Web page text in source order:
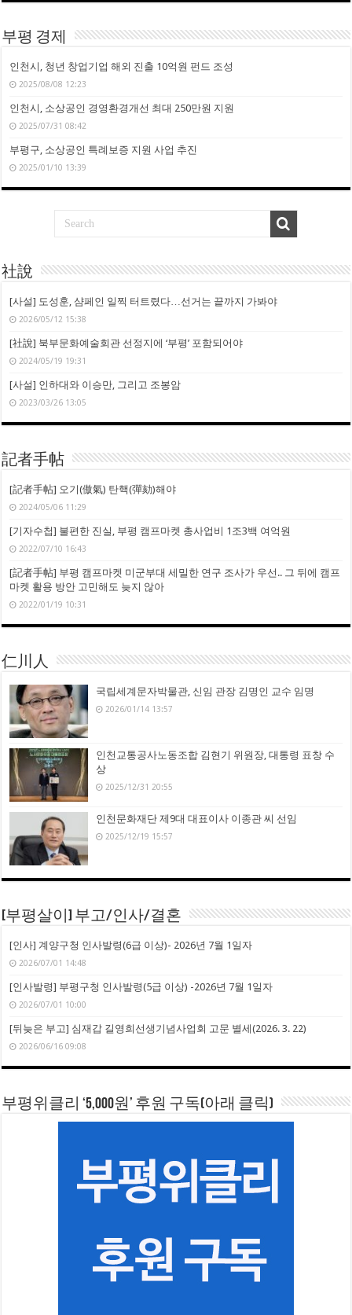
부평 경제
인천시, 청년 창업기업 해외 진출 10억원 펀드 조성
2025/08/08 12:23
인천시, 소상공인 경영환경개선 최대 250만원 지원
2025/07/31 08:42
부평구, 소상공인 특례보증 지원 사업 추진
2025/01/10 13:39
社說
[사설] 도성훈, 샴페인 일찍 터트렸다…선거는 끝까지 가봐야
2026/05/12 15:38
[社說] 북부문화예술회관 선정지에 ‘부평’ 포함되어야
2024/05/19 19:31
[사설] 인하대와 이승만, 그리고 조봉암
2023/03/26 13:05
記者手帖
[記者手帖] 오기(傲氣) 탄핵(彈劾)해야
2024/05/06 11:29
[기자수첩] 불편한 진실, 부평 캠프마켓 총사업비 1조3백 여억원
2022/07/10 16:43
[記者手帖] 부평 캠프마켓 미군부대 세밀한 연구 조사가 우선.. 그 뒤에 캠프
마켓 활용 방안 고민해도 늦지 않아
2022/01/19 10:31
仁川人
국립세계문자박물관, 신임 관장 김명인 교수 임명
2026/01/14 13:57
인천교통공사노동조합 김현기 위원장, 대통령 표창 수
상
2025/12/31 20:55
인천문화재단 제9대 대표이사 이종관 씨 선임
2025/12/19 15:57
[부평살이] 부고/인사/결혼
[인사] 계양구청 인사발령(6급 이상)- 2026년 7월 1일자
2026/07/01 14:48
[인사발령] 부평구청 인사발령(5급 이상) -2026년 7월 1일자
2026/07/01 10:00
[뒤늦은 부고] 심재갑 길영희선생기념사업회 고문 별세(2026. 3. 22)
2026/06/16 09:08
부평위클리 ‘5,000원’ 후원 구독(아래 클릭)